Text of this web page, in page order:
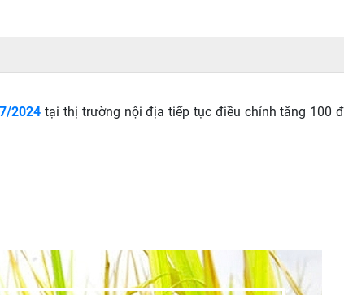
2024 tại thị trường nội địa tiếp tục điều chỉnh tăng 100